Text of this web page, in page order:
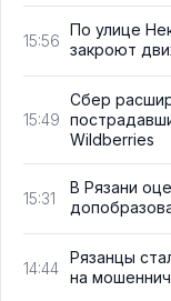
15:56
По улице
закроют
15:49
Сбер
Wildberries
15:31
В Рязани
14:44
Рязанцы
на